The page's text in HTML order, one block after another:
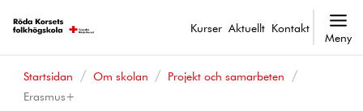
Kurser Aktuellt Kontakt
Meny
Startsidan Om skolan
Projekt och samarbeten
Erasmus+